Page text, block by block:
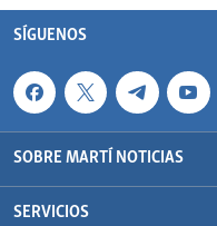
SÍGUENOS
SOBRE MARTÍ NOTICIAS
SERVICIOS